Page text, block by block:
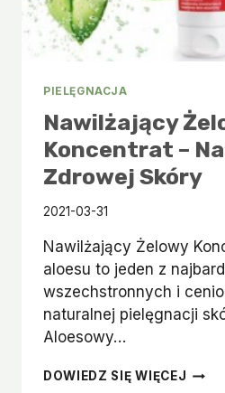
PIELĘGNACJA
Nawilżający
Koncentrat –
Zdrowej Skóry
2021-03-31
Nawilżający Żelowy
aloesu to jeden z
wszechstronnych i
naturalnej pielęgnacji
Aloesowy…
DOWIEDZ SIĘ WIĘCEJ